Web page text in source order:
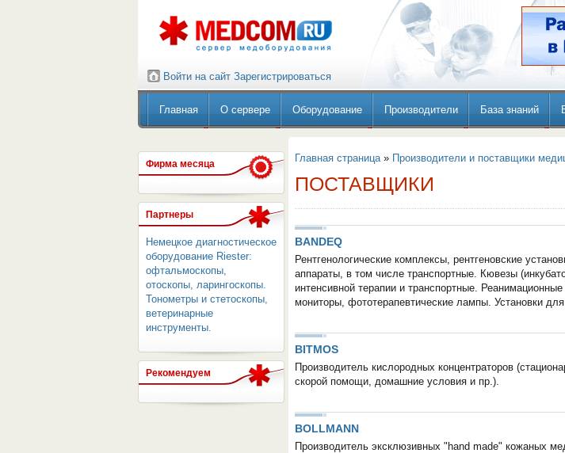
СЕРВЕР МЕДИЦИНСКОГО
Войти на сайт Зарегистрироваться
Главная О сервере Оборудование Производители База знаний
Фирма месяца
Партнеры
Немецкое диагностическое
оборудование Riester:
офтальмоскопы,
отоскопы, ларингоскопы.
Тонометры и стетоскопы,
ветеринарные
инструменты.
Рекомендуем
Главная страница» Производители и поставщики
ПОСТАВЩИКИ
BANDEQ
Рентгенологические комплексы, рентгеновские
аппараты, в том числе транспортные. Кювезы
интенсивной терапии и транспортные.
мониторы, фототерапевтические лампы. Установки
BITMOS
Производитель кислородных концентраторов
скорой помощи, домашние условия и пр.).
BOLLMANN
Производитель эксклюзивных "hand made" кожаных